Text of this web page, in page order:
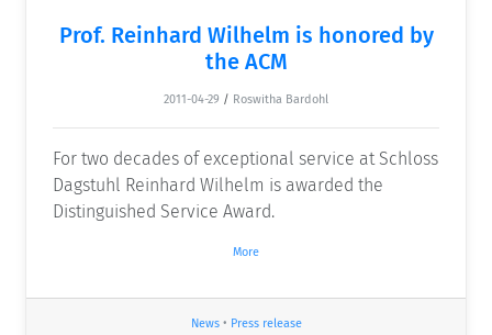
Prof. Reinhard Wilhelm is honored by
the ACM
2011-04-29 / Roswitha Bardohl
For two decades of exceptional service at Schloss
Dagstuhl Reinhard Wilhelm is awarded the
Distinguished Service Award.
More
News• Press release